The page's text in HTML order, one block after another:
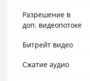
Разрешение в
доп. видеопотоке
Битрейт видео
Сжатие аудио